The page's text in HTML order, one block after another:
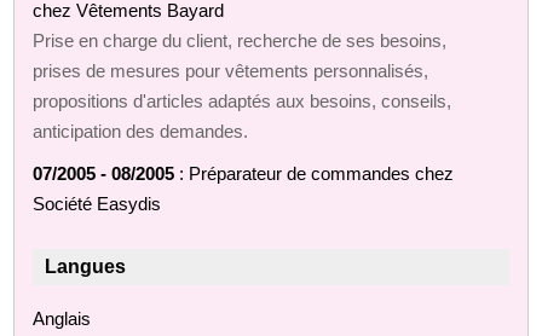
chez Vêtements Bayard
Prise en charge du client, recherche de ses besoins,
prises de mesures pour vêtements personnalisés,
propositions d'articles adaptés aux besoins, conseils,
anticipation des demandes.
07/2005 - 08/2005 : Préparateur de commandes chez
Société Easydis
Langues
Anglais